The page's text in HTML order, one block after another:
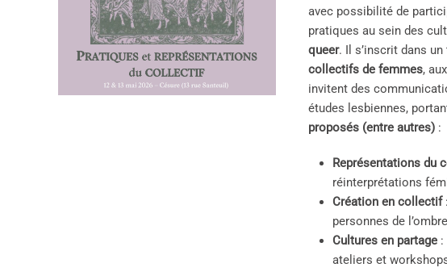
avec possibilité de
pratiques au sein des
queer. Il s’inscrit dans
collectifs de femmes,
invitent des
études lesbiennes,
proposés (entre autres) :
Représentations du
réinterprétations
Création en collectif
personnes de
Cultures en partage :
ateliers et